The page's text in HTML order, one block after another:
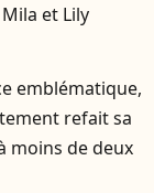
et Lily
emblématique,
refait sa
moins de deux